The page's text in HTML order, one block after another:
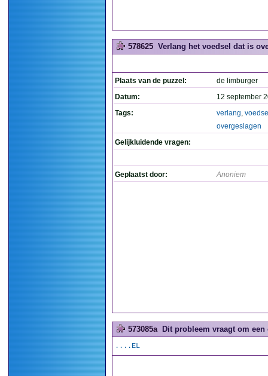
578625 Verlang het voedsel dat is
Plaats van de puzzel:
de limburger
Datum:
12 september
Tags:
verlang,
overgeslagen
Gelijkluidende vragen:
Geplaatst door: Anoniem
573085a Dit probleem vraagt om
....EL